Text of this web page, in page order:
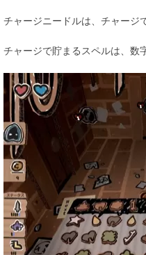
チャージニードルは、チャージ
チャージで貯まるスペルは、数